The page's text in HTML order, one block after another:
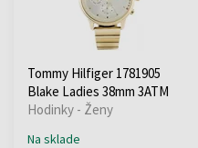
Tommy Hilfiger 1781905
Blake Ladies 38mm 3ATM
Hodinky - Ženy
Na sklade